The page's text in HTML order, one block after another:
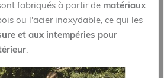
fabriqués à partir de matériaux
ou l'acier inoxydable, ce qui les
et aux intempéries pour
.